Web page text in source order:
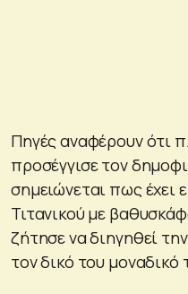
Πηγές αναφέρουν ότι
προσέγγισε τον
σημειώνεται πως έχει
Τιτανικού με
ζήτησε να διηγηθεί
τον δικό του μοναδικό